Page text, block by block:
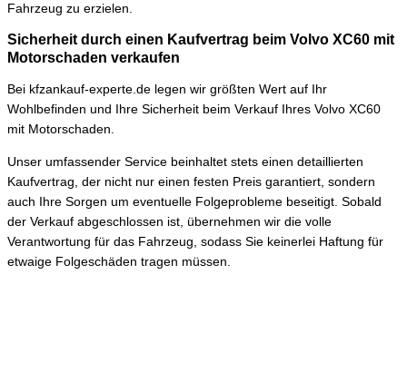
Fahrzeug zu erzielen.
Sicherheit durch einen Kaufvertrag beim Volvo XC60 mit
Motorschaden verkaufen
Bei kfzankauf-experte.de legen wir größten Wert auf Ihr
Wohlbefinden und Ihre Sicherheit beim Verkauf Ihres Volvo XC60
mit Motorschaden.
Unser umfassender Service beinhaltet stets einen detaillierten
Kaufvertrag, der nicht nur einen festen Preis garantiert, sondern
auch Ihre Sorgen um eventuelle Folgeprobleme beseitigt. Sobald
der Verkauf abgeschlossen ist, übernehmen wir die volle
Verantwortung für das Fahrzeug, sodass Sie keinerlei Haftung für
etwaige Folgeschäden tragen müssen.